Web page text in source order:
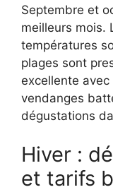
Septembre et
meilleurs mois.
températures
plages sont
excellente
vendanges
dégustations
Hiver :
et tarifs